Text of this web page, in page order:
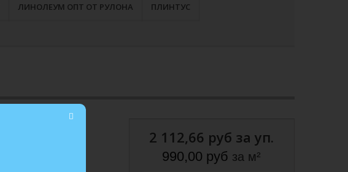
ЛИНОЛЕУМ ОПТ ОТ РУЛОНА ПЛИНТУС
2 112,66 руб за уп.
990,00 руб за м²